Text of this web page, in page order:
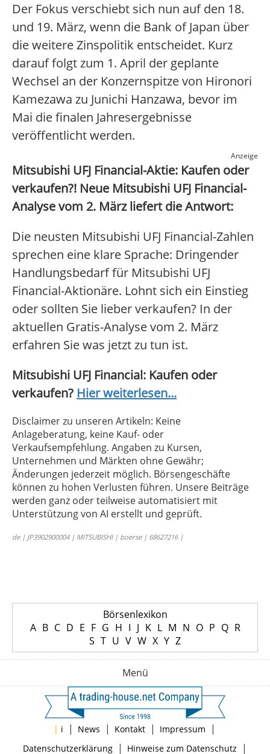
Der Fokus verschiebt sich nun auf den 18.
und 19. März, wenn die Bank of Japan über
die weitere Zinspolitik entscheidet. Kurz
darauf folgt zum 1. April der geplante
Wechsel an der Konzernspitze von Hironori
Kamezawa zu Junichi Hanzawa, bevor im
Mai die finalen Jahresergebnisse
veröffentlicht werden.
Anzeige
Mitsubishi UFJ Financial-Aktie: Kaufen oder
verkaufen?! Neue Mitsubishi UFJ Financial-
Analyse vom 2. März liefert die Antwort:
Die neusten Mitsubishi UFJ Financial-Zahlen
sprechen eine klare Sprache: Dringender
Handlungsbedarf für Mitsubishi UFJ
Financial-Aktionäre. Lohnt sich ein Einstieg
oder sollten Sie lieber verkaufen? In der
aktuellen Gratis-Analyse vom 2. März
erfahren Sie was jetzt zu tun ist.
Mitsubishi UFJ Financial: Kaufen oder
verkaufen? Hier weiterlesen...
Disclaimer zu unseren Artikeln: Keine
Anlageberatung, keine Kauf- oder
Verkaufsempfehlung. Angaben zu Kursen,
Unternehmen und Märkten ohne Gewähr;
Änderungen jederzeit möglich. Börsengeschäfte
können zu hohen Verlusten führen. Unsere Beiträge
werden ganz oder teilweise automatisiert mit
Unterstützung von AI erstellt und geprüft.
de | JP3902900004 | MITSUBISHI | boerse | 68627216 |
Börsenlexikon
A B C D E F G H I J K L M N O P Q R
S T U V W X Y Z
Menü
| i | News | Kontakt | Impressum |
Datenschutzerklärung| Hinweise zum Datenschutz |